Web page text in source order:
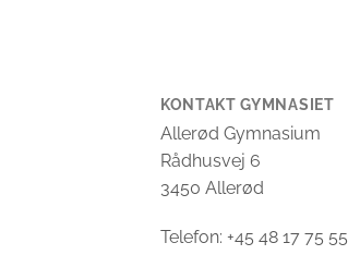
KONTAKT GYMNASIET
Allerød Gymnasium
Rådhusvej 6
3450 Allerød
Telefon: +45 48 17 75 55